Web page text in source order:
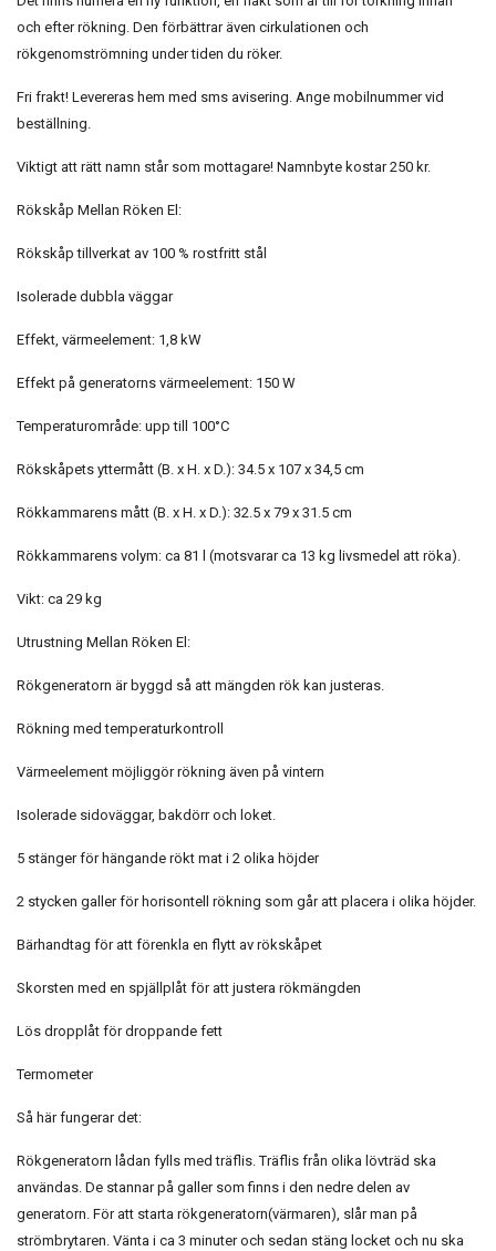
och efter rökning. Den förbättrar även cirkulationen och
rökgenomströmning under tiden du röker.
Fri frakt! Levereras hem med sms avisering. Ange mobilnummer vid
beställning.
Viktigt att rätt namn står som mottagare! Namnbyte kostar 250 kr.
Rökskåp Mellan Röken El:
Rökskåp tillverkat av 100 % rostfritt stål
Isolerade dubbla väggar
Effekt, värmeelement: 1,8 kW
Effekt på generatorns värmeelement: 150 W
Temperaturområde: upp till 100°C
Rökskåpets yttermått (B. x H. x D.): 34.5 x 107 x 34,5 cm
Rökkammarens mått (B. x H. x D.): 32.5 x 79 x 31.5 cm
Rökkammarens volym: ca 81 l (motsvarar ca 13 kg livsmedel att röka).
Vikt: ca 29 kg
Utrustning Mellan Röken El:
Rökgeneratorn är byggd så att mängden rök kan justeras.
Rökning med temperaturkontroll
Värmeelement möjliggör rökning även på vintern
Isolerade sidoväggar, bakdörr och loket.
5 stänger för hängande rökt mat i 2 olika höjder
2 stycken galler för horisontell rökning som går att placera i olika höjder.
Bärhandtag för att förenkla en flytt av rökskåpet
Skorsten med en spjällplåt för att justera rökmängden
Lös dropplåt för droppande fett
Termometer
Så här fungerar det:
Rökgeneratorn lådan fylls med träflis. Träflis från olika lövträd ska
användas. De stannar på galler som finns i den nedre delen av
generatorn. För att starta rökgeneratorn(värmaren), slår man på
strömbrytaren. Vänta i ca 3 minuter och sedan stäng locket och nu ska